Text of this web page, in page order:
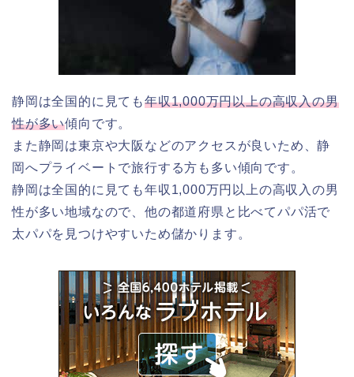
静岡は全国的に見ても年収1,000万円以上の高収入の男
性が多い傾向です。
また静岡は東京や大阪などのアクセスが良いため、静
岡へプライベートで旅行する方も多い傾向です。
静岡は全国的に見ても年収1,000万円以上の高収入の男
性が多い地域なので、他の都道府県と比べてパパ活で
太パパを見つけやすいため儲かります。